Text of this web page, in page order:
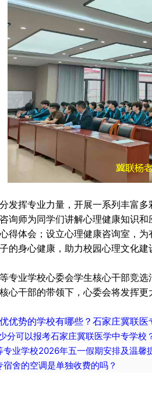
发挥专业力量，开展一系列丰富
询师为同学们讲解心理健康知识
得体会；设立心理健康咨询室，
的身心健康，助力校园心理文化建
专业学校心委会学生核心干部竞
心干部的带领下，心委会将发挥
优势的学校有哪些？石家庄冀联医
分可以报考石家庄冀联医学中专学校
专业学校2026年五一假期安排及温馨
舍的空调是单独收费的吗？